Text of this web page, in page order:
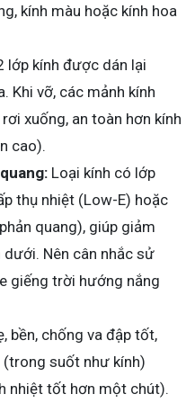
kính màu hoặc kính hoa
lớp kính được dán lại
Khi vỡ, các mảnh kính
xuống, an toàn hơn kính
cao).
Loại kính có lớp
thụ nhiệt (Low-E) hoặc
quang), giúp giảm
Nên cân nhắc sử
giếng trời hướng nắng
bền, chống va đập tốt,
(trong suốt như kính)
nhiệt tốt hơn một chút).